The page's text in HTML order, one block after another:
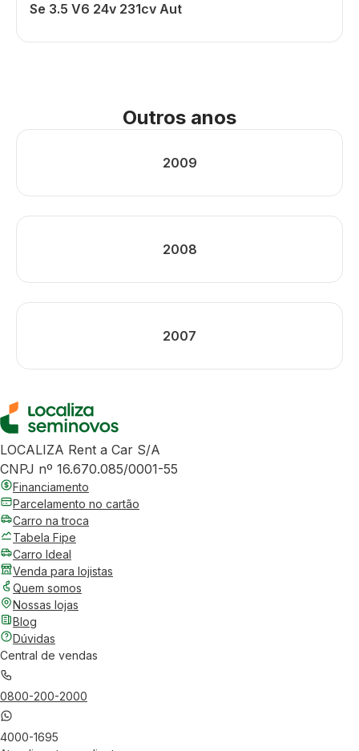
Se 3.5 V6 24v 231cv Aut
Outros anos
2009
2008
2007
LOCALIZA Rent a Car S/A
CNPJ nº 16.670.085/0001-55
Financiamento
Parcelamento no cartão
Carro na troca
Tabela Fipe
Carro Ideal
Venda para lojistas
Quem somos
Nossas lojas
Blog
Dúvidas
Central de vendas
0800-200-2000
4000-1695